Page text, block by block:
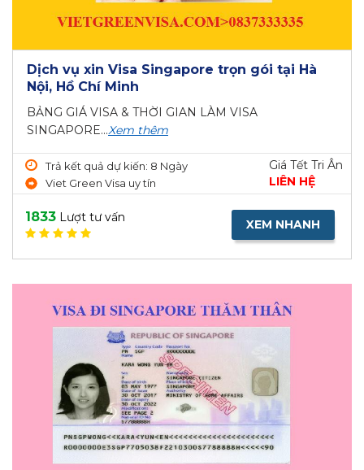
Dịch vụ xin Visa Singapore trọn gói tại Hà
Nội, Hồ Chí Minh
BẢNG GIÁ VISA & THỜI GIAN LÀM VISA
SINGAPORE...Xem thêm
Trả kết quả dự kiến: 8 Ngày
Viet Green Visa uy tín
Giá Tết Tri Ân
LIÊN HỆ
1833 Lượt tư vấn XEM NHANH